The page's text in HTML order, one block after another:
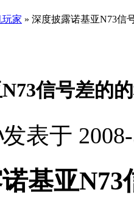
玩家 » 深度披露诺基亚N73信
信号差的
发表于
基亚N73